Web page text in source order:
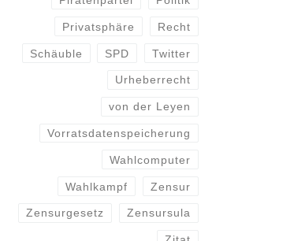
Privatsphäre Recht
Schäuble SPD Twitter
Urheberrecht
von der Leyen
Vorratsdatenspeicherung
Wahlcomputer
Wahlkampf Zensur
Zensurgesetz Zensursula